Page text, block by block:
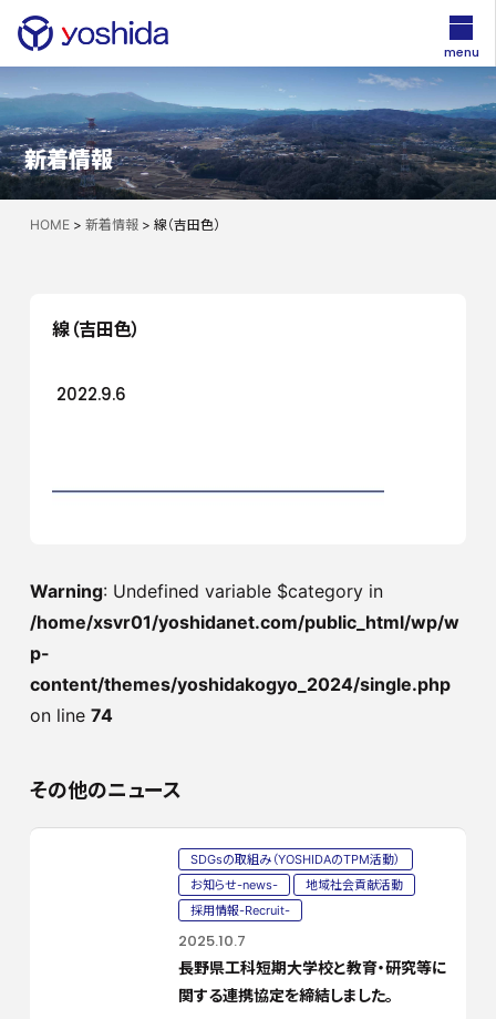
新着情報
HOME> 新着情報> 線（吉田色）
線（吉田色）
2022.9.6
Warning: Undefined variable $category in
/home/xsvr01/yoshidanet.com/public_html/wp/w
p-
content/themes/yoshidakogyo_2024/single.php
on line 74
その他のニュース
SDGsの取組み（YOSHIDAのTPM活動）
お知らせ-news-
地域社会貢献活動
採用情報-Recruit-
2025.10.7
長野県工科短期大学校と教育・研究等に
関する連携協定を締結しました。
menu